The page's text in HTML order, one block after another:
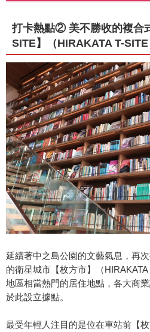
打卡熱點② 美不勝收的複合
SITE】（HIRAKATA T-SITE
延續著中之島公園的文藝氣息，再
的衛星城市【枚方市】（
地區相當熱門的居住地點，各大商
於此設立據點。
最受年輕人注目的是位在車站前【